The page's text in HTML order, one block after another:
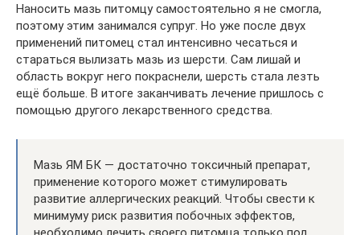
Наносить мазь питомцу самостоятельно я не смогла,
поэтому этим занимался супруг. Но уже после двух
применений питомец стал интенсивно чесаться и
стараться вылизать мазь из шерсти. Сам лишай и
область вокруг него покраснели, шерсть стала лезть
ещё больше. В итоге заканчивать лечение пришлось с
помощью другого лекарственного средства.
Мазь ЯМ БК — достаточно токсичный препарат,
применение которого может стимулировать
развитие аллергических реакций. Чтобы свести к
минимуму риск развития побочных эффектов,